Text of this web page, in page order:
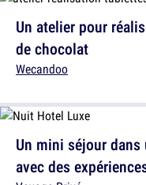
Un atelier pour
de chocolat
Wecandoo
Un mini séjour
avec des